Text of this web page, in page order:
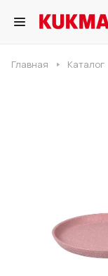
Главная Каталог